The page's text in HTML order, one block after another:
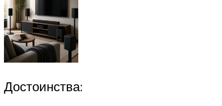
Достоинства: